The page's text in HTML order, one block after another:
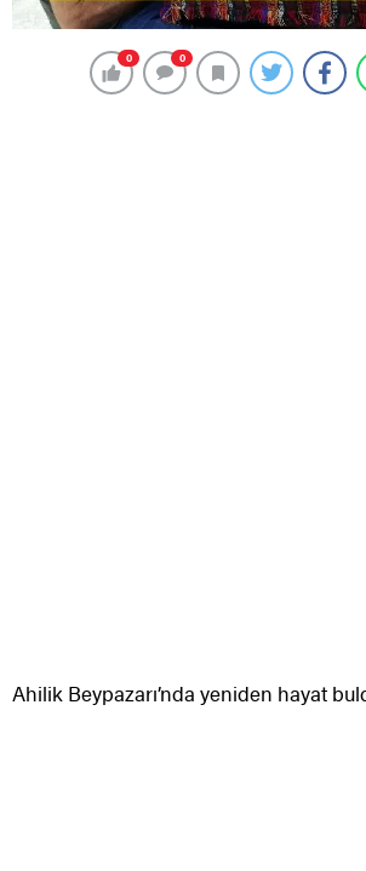
0 0
Ahilik Beypazarı’nda yeniden hayat